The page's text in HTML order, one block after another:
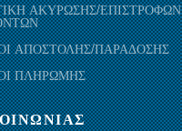
ΑΚΥΡΩΣΗΣ/ΕΠΙΣΤΡΟΦΩΝ
ΑΠΟΣΤΟΛΗΣ/ΠΑΡΑΔΟΣΗΣ
ΠΛΗΡΩΜΗΣ